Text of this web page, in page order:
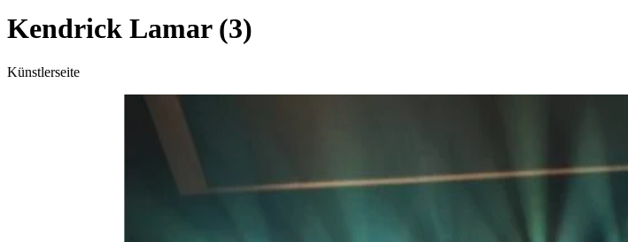
Kendrick Lamar (3)
Künstlerseite